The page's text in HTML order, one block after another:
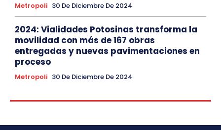
Metropoli 30 De Diciembre De 2024
2024: Vialidades Potosinas transforma la
movilidad con más de 167 obras
entregadas y nuevas pavimentaciones en
proceso
Metropoli 30 De Diciembre De 2024